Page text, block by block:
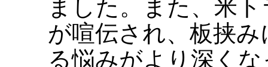
ました。また、米
が喧伝され、板挟
る悩みがより深く